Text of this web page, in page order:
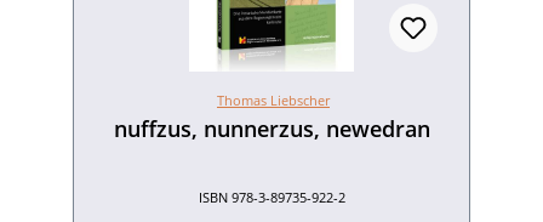
Thomas Liebscher
nuffzus, nunnerzus, newedran
ISBN 978-3-89735-922-2